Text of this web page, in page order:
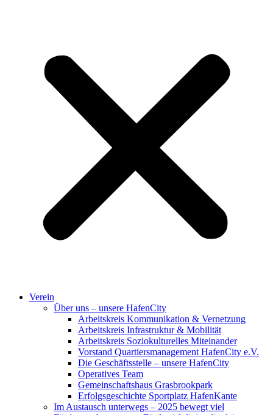
Verein
Über uns – unsere HafenCity
Arbeitskreis Kommunikation & Vernetzung
Arbeitskreis Infrastruktur & Mobilität
Arbeitskreis Soziokulturelles Miteinander
Vorstand Quartiersmanagement HafenCity e.V.
Die Geschäftsstelle – unsere HafenCity
Operatives Team
Gemeinschaftshaus Grasbrookpark
Erfolgsgeschichte Sportplatz HafenKante
Im Austausch unterwegs – 2025 bewegt viel